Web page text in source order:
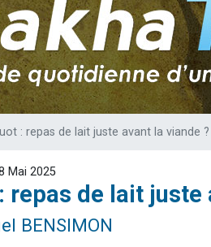
Eva vient de donner son Maasser
: repas de lait juste avant la viande ?
Mai 2025
repas de lait juste
BENSIMON